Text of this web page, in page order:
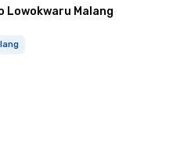
Lowokwaru Malang